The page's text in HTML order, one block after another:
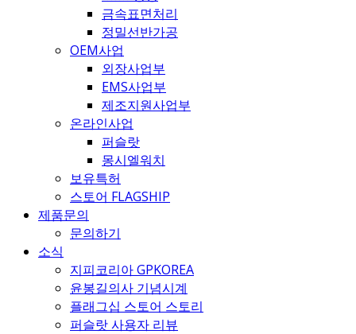
금속표면처리
정밀선반가공
OEM사업
외장사업부
EMS사업부
제조지원사업부
온라인사업
퍼슬랏
몽시엘워치
보유특허
스토어 FLAGSHIP
제품문의
문의하기
소식
지피코리아 GPKOREA
윤봉길의사 기념시계
플래그십 스토어 스토리
퍼슬랏 사용자 리뷰